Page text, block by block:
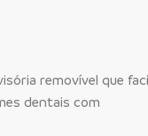
removível que
dentais com